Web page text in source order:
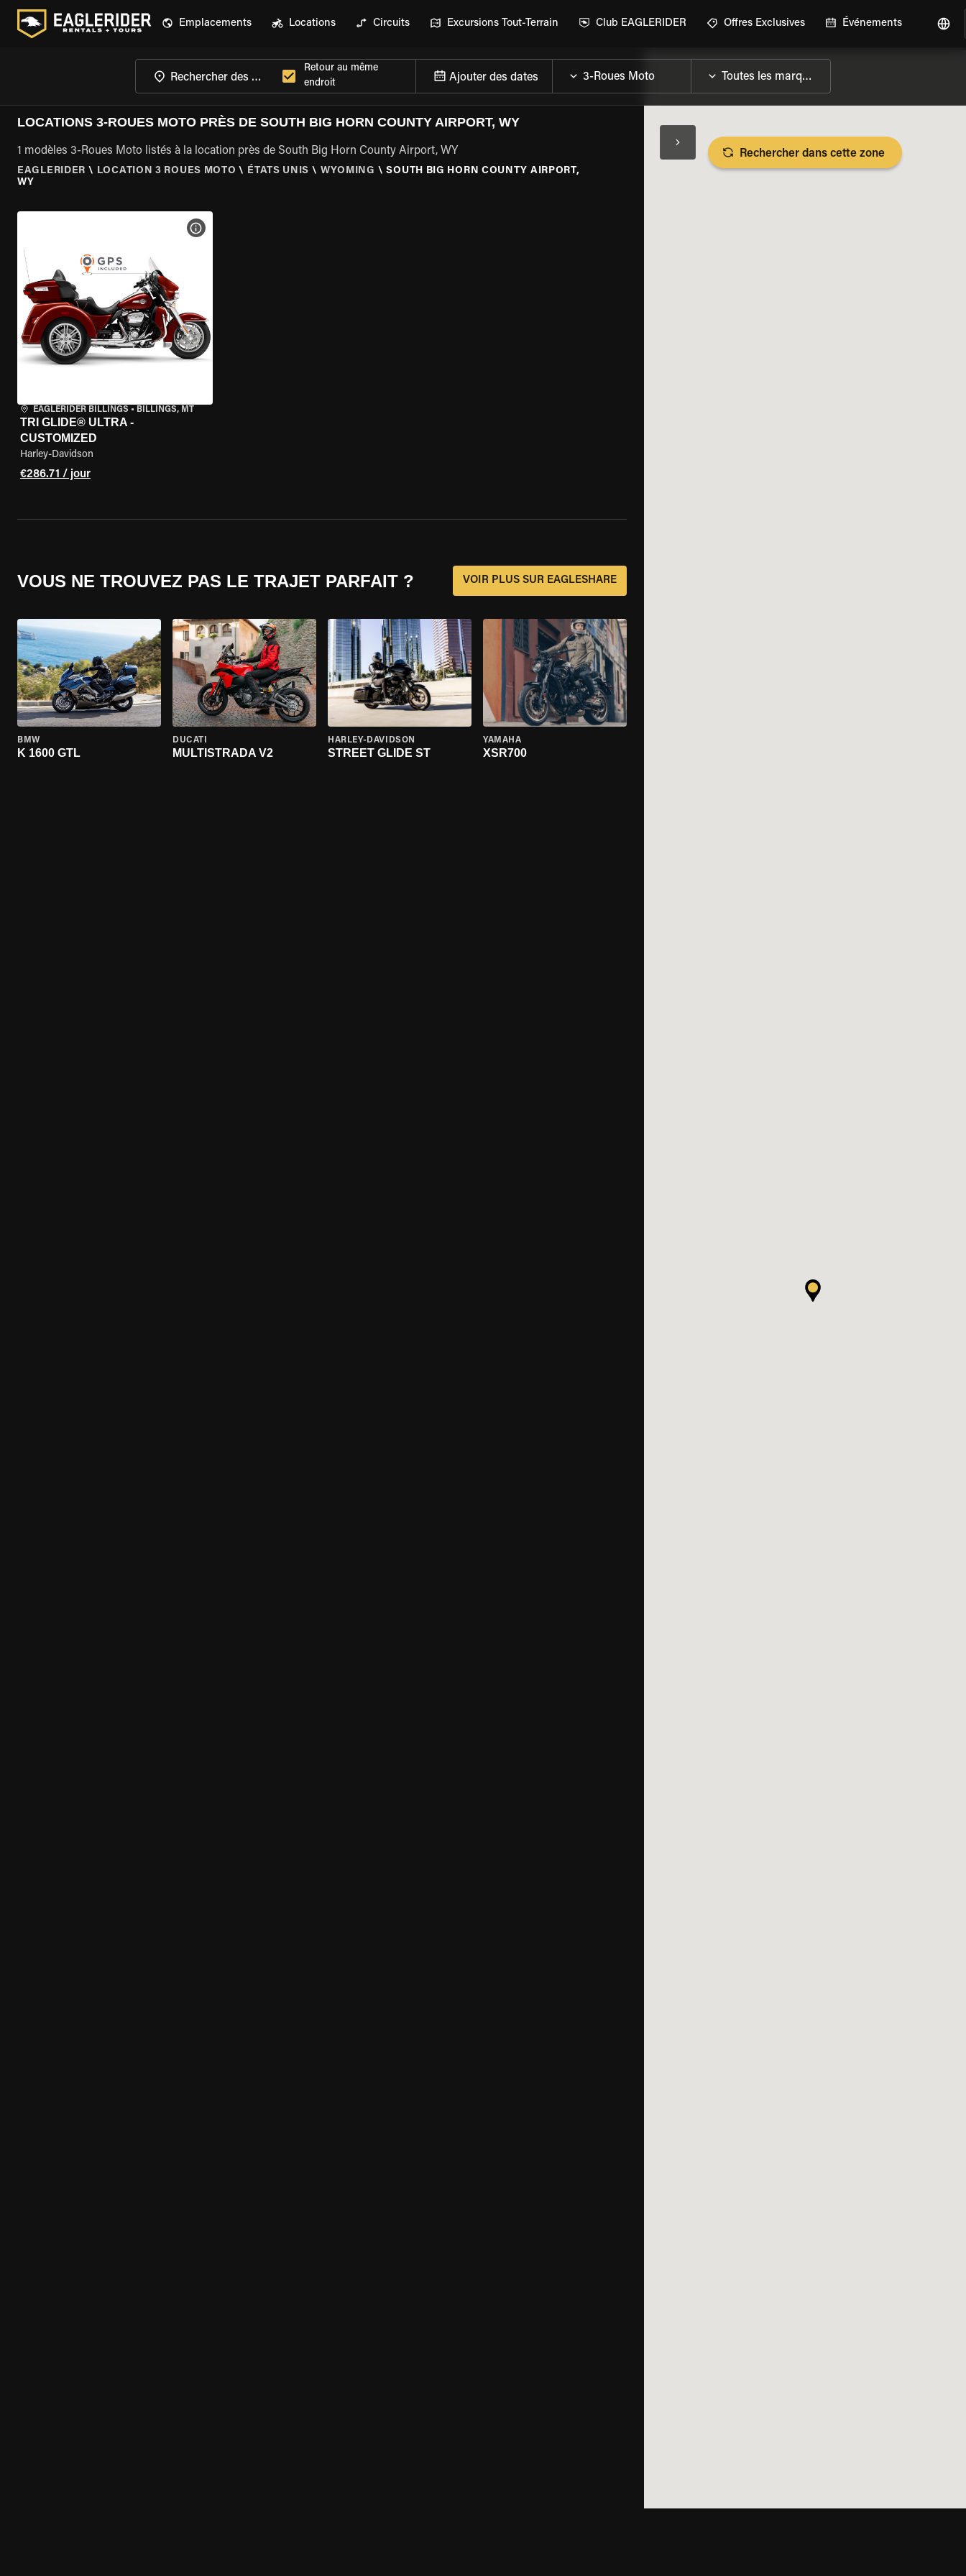
Emplacements Locations Circuits Excursions Tout-Terrain Club EAGLERIDER Offres Exclusives Événements
Retour au même
endroit
Ajouter des dates
LOCATIONS 3-ROUES MOTO PRÈS DE SOUTH BIG HORN COUNTY AIRPORT, WY
1 modèles 3-Roues Moto listés à la location près de South Big Horn County Airport, WY
EAGLERIDER \ LOCATION 3 ROUES MOTO \ ÉTATS UNIS \ WYOMING \ SOUTH BIG HORN COUNTY AIRPORT,
WY
EAGLERIDER BILLINGS • BILLINGS, MT
TRI GLIDE® ULTRA -
CUSTOMIZED
Harley-Davidson
€286.71 / jour
VOIR LES SPÉCIFICATIONS DE LA MOTO
VOUS NE TROUVEZ PAS LE TRAJET PARFAIT ? VOIR PLUS SUR EAGLESHARE
BMW
K 1600 GTL
DUCATI
MULTISTRADA V2
HARLEY-DAVIDSON
STREET GLIDE ST
YAMAHA
XSR700
Rechercher dans cette zone